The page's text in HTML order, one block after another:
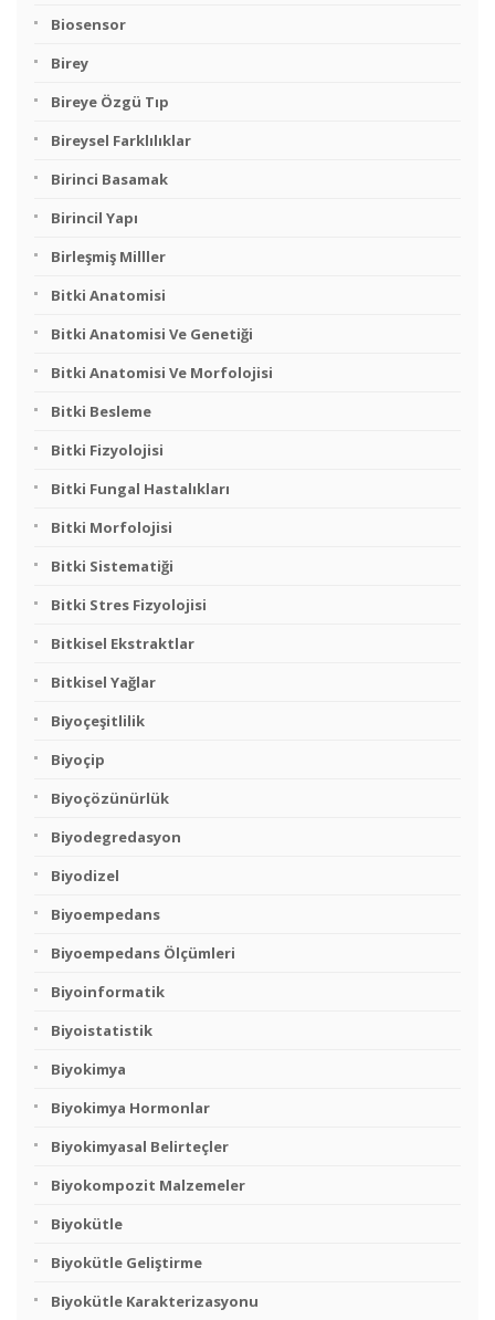
Biosensor
Birey
Bireye Özgü Tıp
Bireysel Farklılıklar
Birinci Basamak
Birincil Yapı
Birleşmiş Milller
Bitki Anatomisi
Bitki Anatomisi Ve Genetiği
Bitki Anatomisi Ve Morfolojisi
Bitki Besleme
Bitki Fizyolojisi
Bitki Fungal Hastalıkları
Bitki Morfolojisi
Bitki Sistematiği
Bitki Stres Fizyolojisi
Bitkisel Ekstraktlar
Bitkisel Yağlar
Biyoçeşitlilik
Biyoçip
Biyoçözünürlük
Biyodegredasyon
Biyodizel
Biyoempedans
Biyoempedans Ölçümleri
Biyoinformatik
Biyoistatistik
Biyokimya
Biyokimya Hormonlar
Biyokimyasal Belirteçler
Biyokompozit Malzemeler
Biyokütle
Biyokütle Geliştirme
Biyokütle Karakterizasyonu